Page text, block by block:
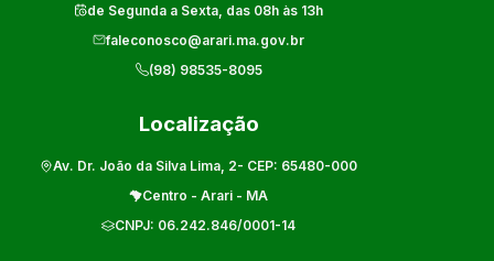
de Segunda a Sexta, das 08h às 13h
faleconosco@arari.ma.gov.br
(98) 98535-8095
Localização
Av. Dr. João da Silva Lima, 2- CEP: 65480-000
Centro - Arari - MA
CNPJ: 06.242.846/0001-14